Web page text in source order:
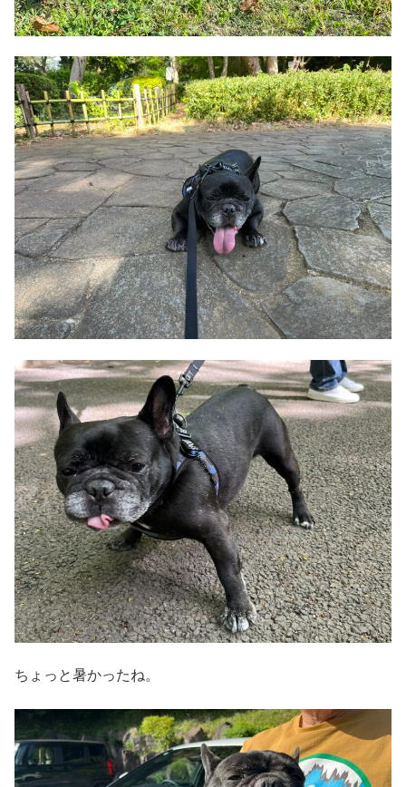
ちょっと暑かったね。